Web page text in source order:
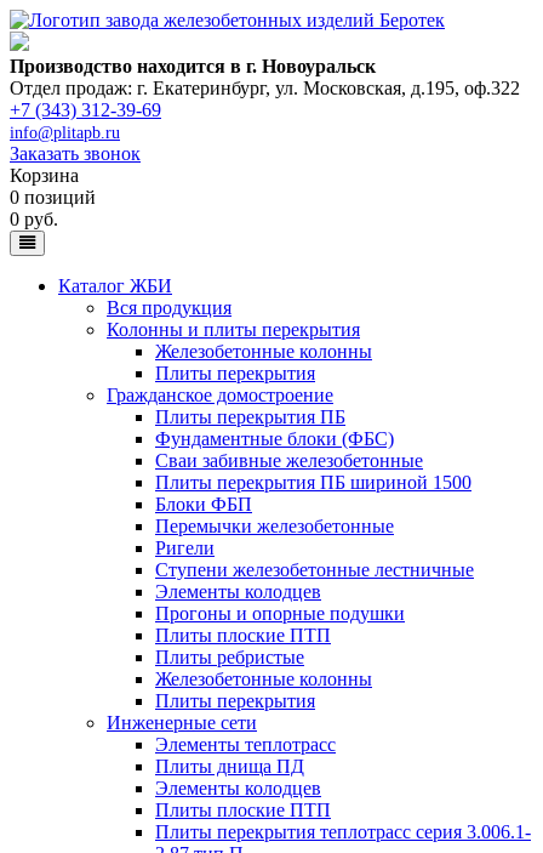
Производство находится в г. Новоуральск
Отдел продаж: г. Екатеринбург, ул. Московская, д.195, оф.322
+7 (343) 312-39-69
info@plitapb.ru
Заказать звонок
Корзина
0 позиций
0 руб.
Каталог ЖБИ
Вся продукция
Колонны и плиты перекрытия
Железобетонные колонны
Плиты перекрытия
Гражданское домостроение
Плиты перекрытия ПБ
Фундаментные блоки (ФБС)
Сваи забивные железобетонные
Плиты перекрытия ПБ шириной 1500
Блоки ФБП
Перемычки железобетонные
Ригели
Ступени железобетонные лестничные
Элементы колодцев
Прогоны и опорные подушки
Плиты плоские ПТП
Плиты ребристые
Железобетонные колонны
Плиты перекрытия
Инженерные сети
Элементы теплотрасс
Плиты днища ПД
Элементы колодцев
Плиты плоские ПТП
Плиты перекрытия теплотрасс серия 3.006.1-